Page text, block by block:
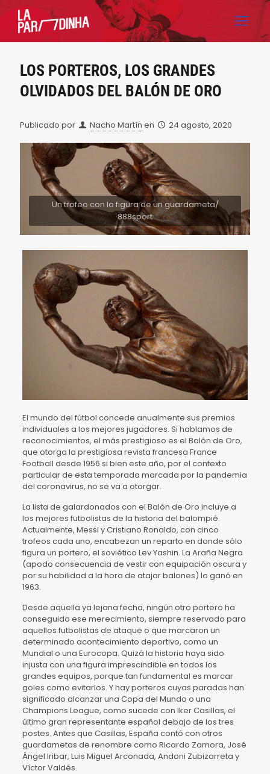
LOS PORTEROS, LOS GRANDES
OLVIDADOS DEL BALÓN DE ORO
Publicado por Nacho Martín en 24 agosto, 2020
Un trofeo con la figura de un guardameta/
888sport
El mundo del fútbol concede anualmente sus premios
individuales a los mejores jugadores. Si hablamos de
reconocimientos, el más prestigioso es el Balón de Oro,
que otorga la prestigiosa revista francesa France
Football desde 1956 si bien este año, por el contexto
particular de esta temporada marcada por la pandemia
del coronavirus, no se va a otorgar.
La lista de galardonados con el Balón de Oro incluye a
los mejores futbolistas de la historia del balompié.
Actualmente, Messi y Cristiano Ronaldo, con cinco
trofeos cada uno, encabezan un reparto en donde sólo
figura un portero, el soviético Lev Yashin. La Araña Negra
(apodo consecuencia de vestir con equipación oscura y
por su habilidad a la hora de atajar balones) lo ganó en
1963.
Desde aquella ya lejana fecha, ningún otro portero ha
conseguido ese merecimiento, siempre reservado para
aquellos futbolistas de ataque o que marcaron un
determinado acontecimiento deportivo, como un
Mundial o una Eurocopa. Quizá la historia haya sido
injusta con una figura imprescindible en todos los
grandes equipos, porque tan fundamental es marcar
goles como evitarlos. Y hay porteros cuyas paradas han
significado alcanzar una Copa del Mundo o una
Champions League, como sucede con Iker Casillas, el
último gran representante español debajo de los tres
postes. Antes que Casillas, España contó con otros
guardametas de renombre como Ricardo Zamora, José
Ángel Iribar, Luis Miguel Arconada, Andoni Zubizarreta y
Víctor Valdés.